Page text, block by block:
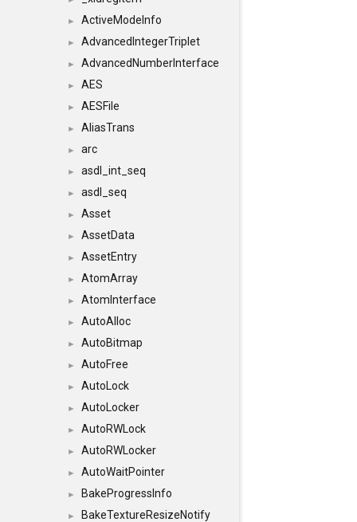
► ActiveModeInfo
► AdvancedIntegerTriplet
► AdvancedNumberInterface
► AES
► AESFile
► AliasTrans
► arc
► asdl_int_seq
► asdl_seq
► Asset
► AssetData
► AssetEntry
► AtomArray
► AtomInterface
► AutoAlloc
► AutoBitmap
► AutoFree
► AutoLock
► AutoLocker
► AutoRWLock
► AutoRWLocker
► AutoWaitPointer
► BakeProgressInfo
► BakeTextureResizeNotify